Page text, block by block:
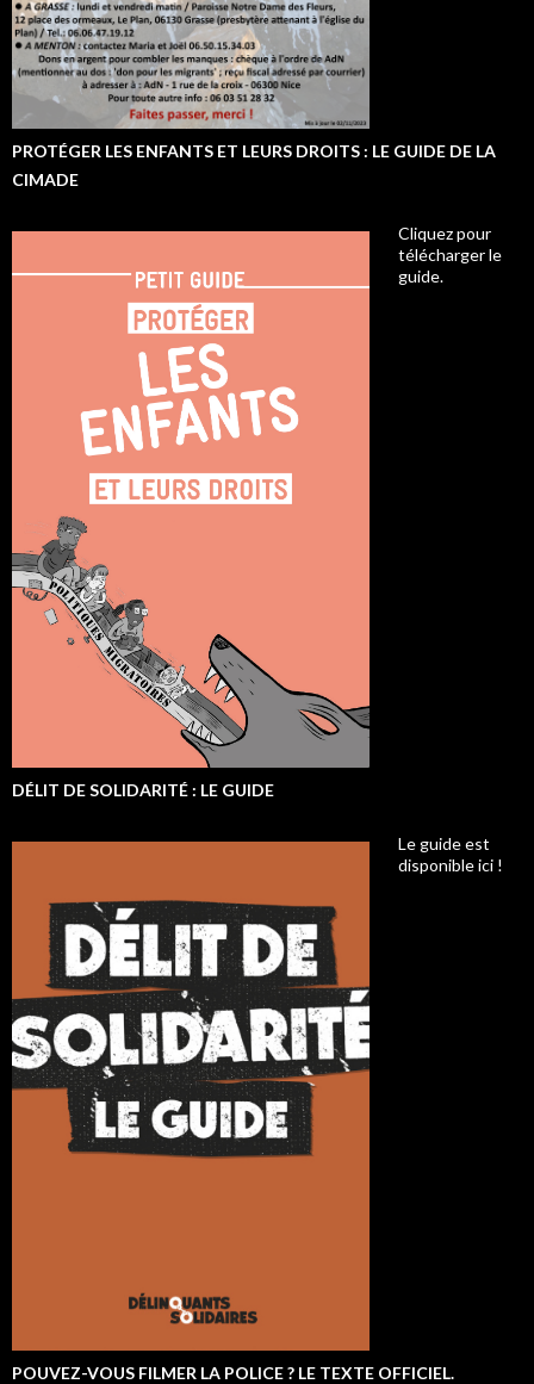
PROTÉGER LES ENFANTS ET LEURS DROITS : LE GUIDE DE LA
CIMADE
Cliquez pour
télécharger le
guide.
DÉLIT DE SOLIDARITÉ : LE GUIDE
Le guide est
disponible ici !
POUVEZ-VOUS FILMER LA POLICE ? LE TEXTE OFFICIEL.